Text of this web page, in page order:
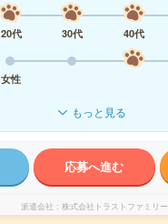
20代
30代 40代
女性
もっと見る
応募へ進む
派遣会社 株式会社トラストファミリー